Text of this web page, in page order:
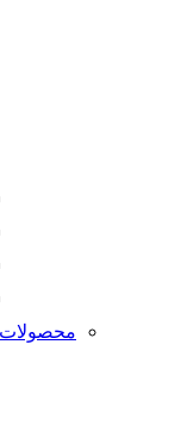
محصولات EZ